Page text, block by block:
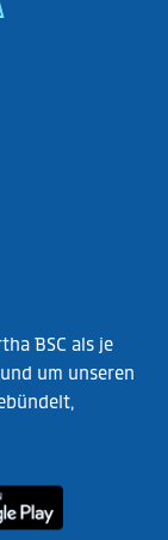
BSC als je
um unseren